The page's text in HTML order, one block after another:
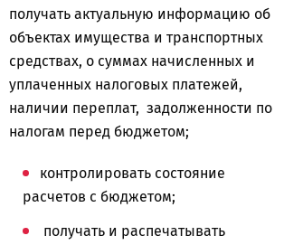
получать актуальную информацию об
объектах имущества и транспортных
средствах, о суммах начисленных и
уплаченных налоговых платежей,
наличии переплат, задолженности по
налогам перед бюджетом;
контролировать состояние
расчетов с бюджетом;
получать и распечатывать